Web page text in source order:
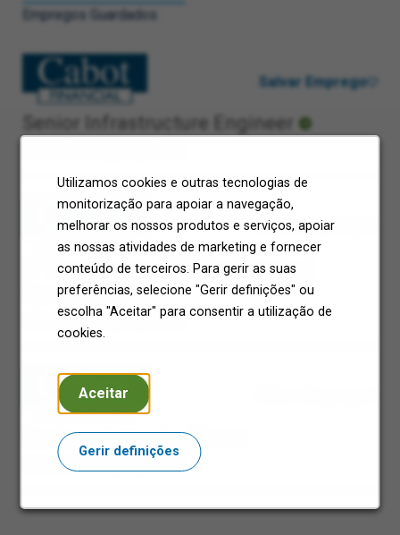
Utilizamos cookies e outras tecnologias de
monitorização para apoiar a navegação,
melhorar os nossos produtos e serviços, apoiar
as nossas atividades de marketing e fornecer
conteúdo de terceiros. Para gerir as suas
preferências, selecione "Gerir definições" ou
escolha "Aceitar" para consentir a utilização de
cookies.
Aceitar
Gerir definições
Empregos Guardados
Senior Infrastructure Engineer
Salvar Emprego
IT Governance, Risk And Control
Specialist
West Malling, Inglaterra
Salvar Emprego
Senior Internal Auditor
West Malling, Inglaterra